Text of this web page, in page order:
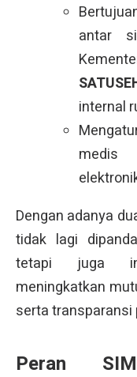
antar
internal
medis
Dengan adanya
tidak lagi
tetapi juga
meningkatkan
serta transparansi
Peran